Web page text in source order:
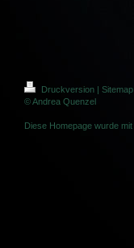
Druckversion | Sitemap
© Andrea Quenzel
Diese Homepage wurde mit